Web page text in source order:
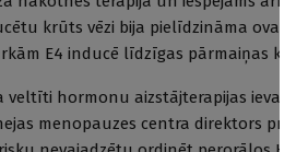
krūts vēzi bija pielīdzināma
E4 inducē līdzīgas pārmaiņas kā
veltīti hormonu aizstājterapijas
menopauzes centra direktors